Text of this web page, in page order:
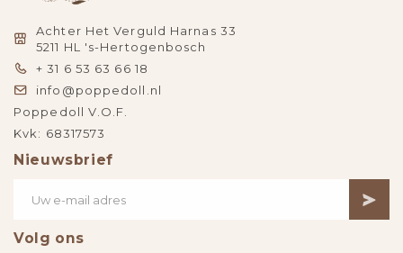
Achter Het Verguld Harnas 33
5211 HL 's-Hertogenbosch
+ 31 6 53 63 66 18
info@poppedoll.nl
Poppedoll V.O.F.
Kvk: 68317573
Nieuwsbrief
Volg ons